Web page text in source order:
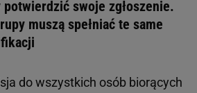
potwierdzić swoje zgłoszenie.
muszą spełniać te same
do wszystkich osób biorących